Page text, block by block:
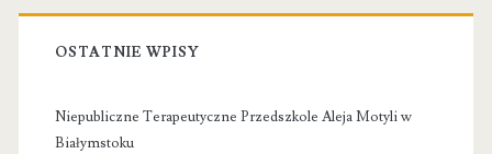
OSTATNIE WPISY
Niepubliczne Terapeutyczne Przedszkole Aleja Motyli w
Białymstoku